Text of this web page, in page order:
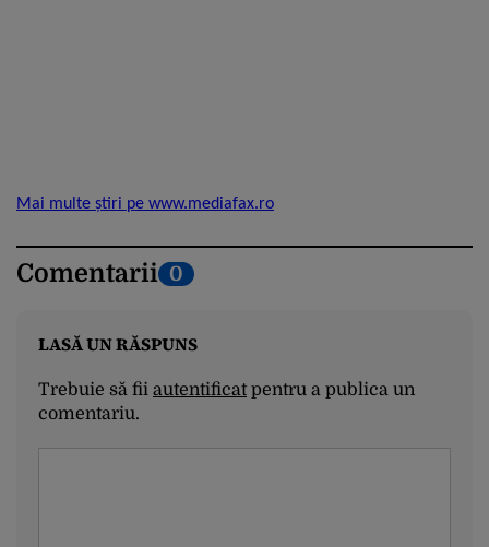
Mai multe știri pe www.mediafax.ro
Comentarii 0
LASĂ UN RĂSPUNS
Trebuie să fii autentificatpentru a publica un
comentariu.